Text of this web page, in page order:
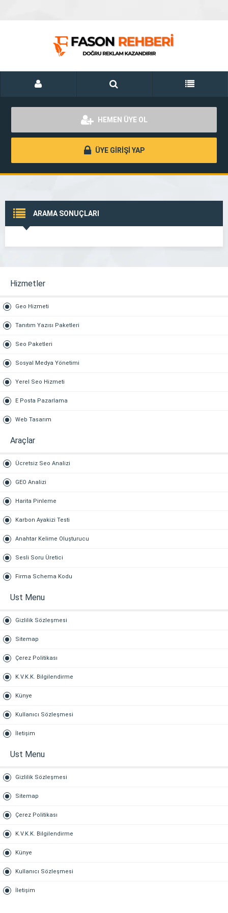
HEMEN ÜYE OL
ÜYE GİRİŞİ YAP
ARAMA SONUÇLARI
Hizmetler
Geo Hizmeti
Tanıtım Yazısı Paketleri
Seo Paketleri
Sosyal Medya Yönetimi
Yerel Seo Hizmeti
E Posta Pazarlama
Web Tasarım
Araçlar
Ücretsiz Seo Analizi
GEO Analizi
Harita Pinleme
Karbon Ayakizi Testi
Anahtar Kelime Oluşturucu
Sesli Soru Üretici
Firma Schema Kodu
Ust Menu
Gizlilik Sözleşmesi
Sitemap
Çerez Politikası
K.V.K.K. Bilgilendirme
Künye
Kullanıcı Sözleşmesi
İletişim
Ust Menu
Gizlilik Sözleşmesi
Sitemap
Çerez Politikası
K.V.K.K. Bilgilendirme
Künye
Kullanıcı Sözleşmesi
İletişim